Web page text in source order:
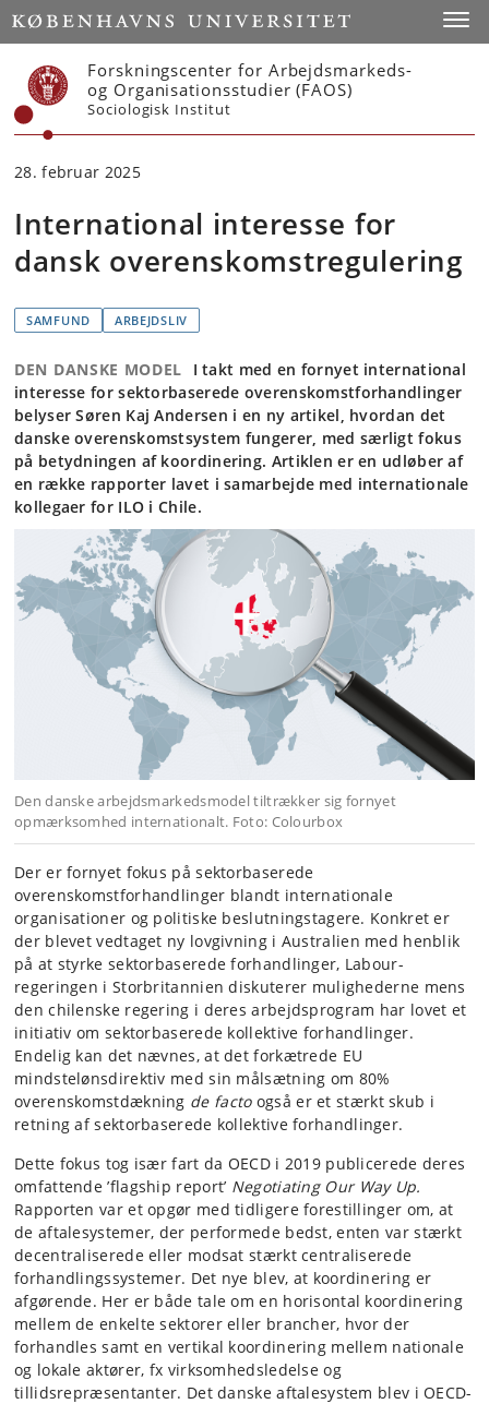
Start
Forskningscenter for Arbejdsmarkeds-
og Organisationsstudier (FAOS)
Sociologisk Institut
28. februar 2025
International interesse for
dansk overenskomstregulering
SAMFUND ARBEJDSLIV
DEN DANSKE MODEL
I takt med en fornyet international
interesse for sektorbaserede overenskomstforhandlinger
belyser Søren Kaj Andersen i en ny artikel, hvordan det
danske overenskomstsystem fungerer, med særligt fokus
på betydningen af koordinering. Artiklen er en udløber af
en række rapporter lavet i samarbejde med internationale
kollegaer for ILO i Chile.
Den danske arbejdsmarkedsmodel tiltrækker sig fornyet
opmærksomhed internationalt. Foto: Colourbox
Der er fornyet fokus på sektorbaserede
overenskomstforhandlinger blandt internationale
organisationer og politiske beslutningstagere. Konkret er
der blevet vedtaget ny lovgivning i Australien med henblik
på at styrke sektorbaserede forhandlinger, Labour-
regeringen i Storbritannien diskuterer mulighederne mens
den chilenske regering i deres arbejdsprogram har lovet et
initiativ om sektorbaserede kollektive forhandlinger.
Endelig kan det nævnes, at det forkætrede EU
mindstelønsdirektiv med sin målsætning om 80%
overenskomstdækning de factoogså er et stærkt skub i
retning af sektorbaserede kollektive forhandlinger.
Dette fokus tog især fart da OECD i 2019 publicerede deres
omfattende ’flagship report’ Negotiating Our Way Up.
Rapporten var et opgør med tidligere forestillinger om, at
de aftalesystemer, der performede bedst, enten var stærkt
decentraliserede eller modsat stærkt centraliserede
forhandlingssystemer. Det nye blev, at koordinering er
afgørende. Her er både tale om en horisontal koordinering
mellem de enkelte sektorer eller brancher, hvor der
forhandles samt en vertikal koordinering mellem nationale
og lokale aktører, fx virksomhedsledelse og
tillidsrepræsentanter. Det danske aftalesystem blev i OECD-